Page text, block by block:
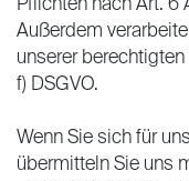
Pflichten nach Art. 6
Außerdem
unserer berechtigten
f) DSGVO.
Wenn Sie sich für
übermitteln Sie uns